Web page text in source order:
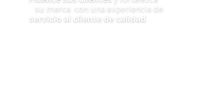
su marca con una experiencia de
servicio al cliente de calidad